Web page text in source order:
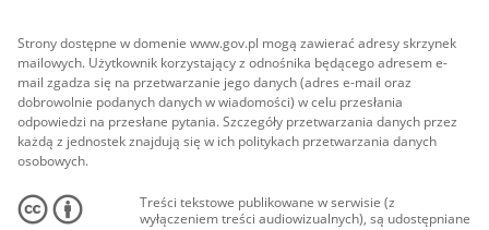
Strony dostępne w domenie www.gov.pl mogą zawierać adresy skrzynek
mailowych. Użytkownik korzystający z odnośnika będącego adresem e-
mail zgadza się na przetwarzanie jego danych (adres e-mail oraz
dobrowolnie podanych danych w wiadomości) w celu przesłania
odpowiedzi na przesłane pytania. Szczegóły przetwarzania danych przez
każdą z jednostek znajdują się w ich politykach przetwarzania danych
osobowych.
Treści tekstowe publikowane w serwisie (z
wyłączeniem treści audiowizualnych), są udostępniane